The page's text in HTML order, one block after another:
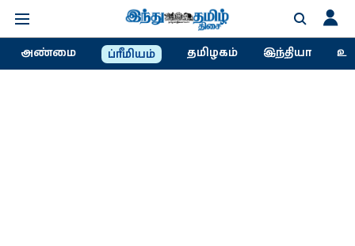
அண்மை ப்ரீமியம் தமிழகம் இந்தியா